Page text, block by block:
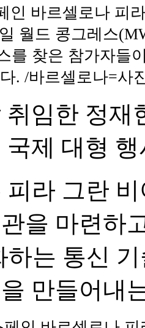
인 바르셀로나 피
월드 콩그레스
를 찾은 참가자들
. /바르셀로나=사
임한 정재
국제 대형
피라 그란
을 마련하
는 통신
만들어내